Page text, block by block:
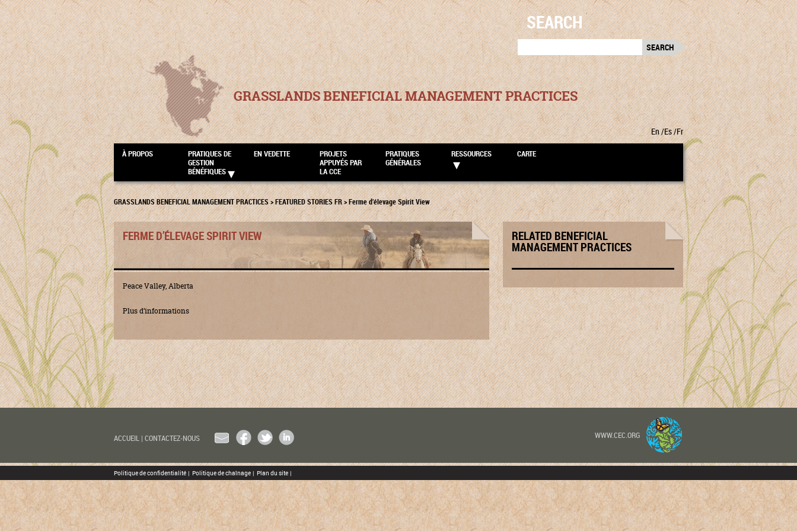
SEARCH
SEARCH
FOR:
GRASSLANDS BENEFICIAL MANAGEMENT PRACTICES
En Es Fr
À PROPOS
PRATIQUES DE
GESTION
BÉNÉFIQUES
EN VEDETTE
PROJETS
APPUYÉS PAR
LA CCE
PRATIQUES
GÉNÉRALES
RESSOURCES CARTE
GRASSLANDS BENEFICIAL MANAGEMENT PRACTICES>FEATURED STORIES FR>Ferme d’élevage Spirit View
FERME D’ÉLEVAGE SPIRIT VIEW
Peace Valley, Alberta
Plus d’informations
RELATED BENEFICIAL
MANAGEMENT PRACTICES
ACCUEIL | CONTACTEZ-NOUS
WWW.CEC.ORG
Politique de confidentialité | Politique de chaînage | Plan du site |